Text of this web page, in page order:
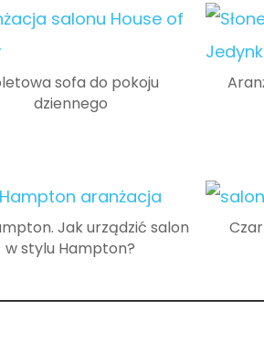
sofa do pokoju
dziennego
Jak urządzić salon
w stylu Hampton?